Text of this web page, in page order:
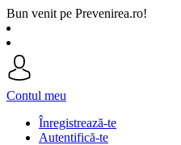
Bun venit pe Prevenirea.ro!
Contul meu
Înregistrează-te
Autentifică-te